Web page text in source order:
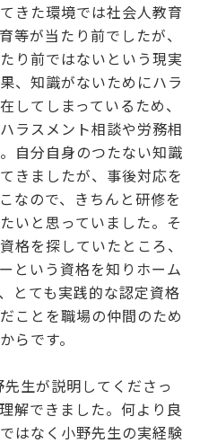
きた環境では社会人教育
等が当たり前でしたが、
り前ではないという現実
、知識がないためにハラ
してしまっているため、
ラスメント相談や労務相
自分自身のつたない知識
きましたが、事後対応を
なので、きちんと研修を
いと思っていました。そ
格を探していたところ、
という資格を知りホーム
とても実践的な認定資格
ことを職場の仲間のため
らです。
生が説明してくださっ
解できました。何より良
はなく小野先生の実経験